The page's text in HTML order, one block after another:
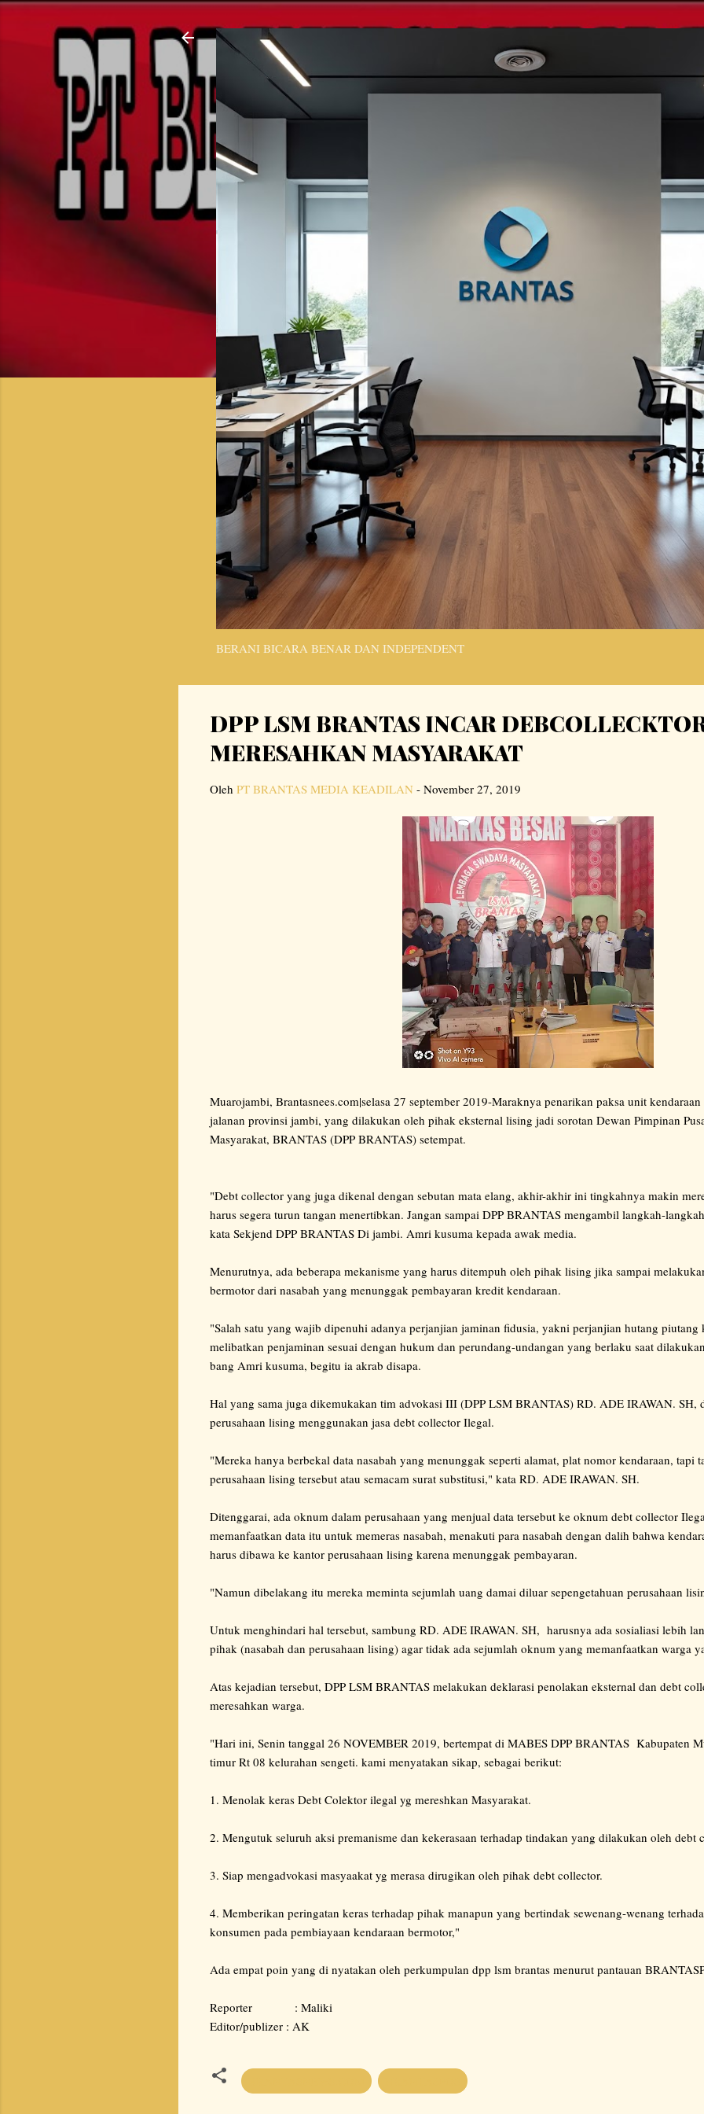
BERANI BICARA BENAR DAN INDEPENDENT
DPP LSM BRANTAS INCAR
MERESAHKAN MASYARAKAT
Oleh PT BRANTAS MEDIA KEADILAN - November 27, 2019
Muarojambi, Brantasnees.com|selasa 27 september 2019-Maraknya penarikan paksa unit
jalanan provinsi jambi, yang dilakukan oleh pihak eksternal lising jadi sorotan Dewan Pimpinan
Masyarakat, BRANTAS (DPP BRANTAS) setempat.
"Debt collector yang juga dikenal dengan sebutan mata elang, akhir-akhir ini tingkahnya makin
harus segera turun tangan menertibkan. Jangan sampai DPP BRANTAS mengambil langkah-
kata Sekjend DPP BRANTAS Di jambi. Amri kusuma kepada awak media.
Menurutnya, ada beberapa mekanisme yang harus ditempuh oleh pihak lising jika sampai
bermotor dari nasabah yang menunggak pembayaran kredit kendaraan.
"Salah satu yang wajib dipenuhi adanya perjanjian jaminan fidusia, yakni perjanjian hutang
melibatkan penjaminan sesuai dengan hukum dan perundang-undangan yang berlaku saat
bang Amri kusuma, begitu ia akrab disapa.
Hal yang sama juga dikemukakan tim advokasi III (DPP LSM BRANTAS) RD. ADE IRAWAN. SH,
perusahaan lising menggunakan jasa debt collector Ilegal.
"Mereka hanya berbekal data nasabah yang menunggak seperti alamat, plat nomor kendaraan, tapi
perusahaan lising tersebut atau semacam surat substitusi," kata RD. ADE IRAWAN. SH.
Ditenggarai, ada oknum dalam perusahaan yang menjual data tersebut ke oknum debt collector
memanfaatkan data itu untuk memeras nasabah, menakuti para nasabah dengan dalih bahwa
harus dibawa ke kantor perusahaan lising karena menunggak pembayaran.
"Namun dibelakang itu mereka meminta sejumlah uang damai diluar sepengetahuan perusahaan
Untuk menghindari hal tersebut, sambung RD. ADE IRAWAN. SH, harusnya ada sosialiasi lebih
pihak (nasabah dan perusahaan lising) agar tidak ada sejumlah oknum yang memanfaatkan warga
Atas kejadian tersebut, DPP LSM BRANTAS melakukan deklarasi penolakan eksternal dan debt
meresahkan warga.
"Hari ini, Senin tanggal 26 NOVEMBER 2019, bertempat di MABES DPP BRANTAS Kabupaten
timur Rt 08 kelurahan sengeti. kami menyatakan sikap, sebagai berikut:
1. Menolak keras Debt Colektor ilegal yg mereshkan Masyarakat.
2. Mengutuk seluruh aksi premanisme dan kekerasaan terhadap tindakan yang dilakukan oleh debt
3. Siap mengadvokasi masyaakat yg merasa dirugikan oleh pihak debt collector.
4. Memberikan peringatan keras terhadap pihak manapun yang bertindak sewenang-wenang
konsumen pada pembiayaan kendaraan bermotor,"
Ada empat poin yang di nyatakan oleh perkumpulan dpp lsm brantas menurut pantauan
Reporter : Maliki
Editor/publizer : AK